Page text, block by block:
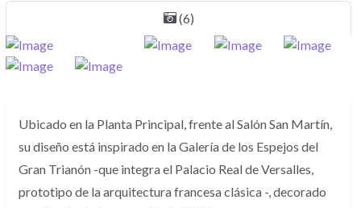
(6)
Ubicado en la Planta Principal, frente al Salón San Martín,
su diseño está inspirado en la Galería de los Espejos del
Gran Trianón -que integra el Palacio Real de Versalles,
prototipo de la arquitectura francesa clásica -, decorado